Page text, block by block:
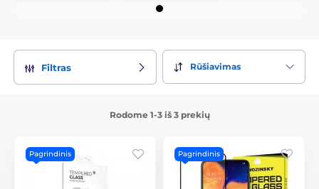
Filtras Rūšiavimas
Rodome 1-3 iš 3 prekių
Pagrindinis Pagrindinis